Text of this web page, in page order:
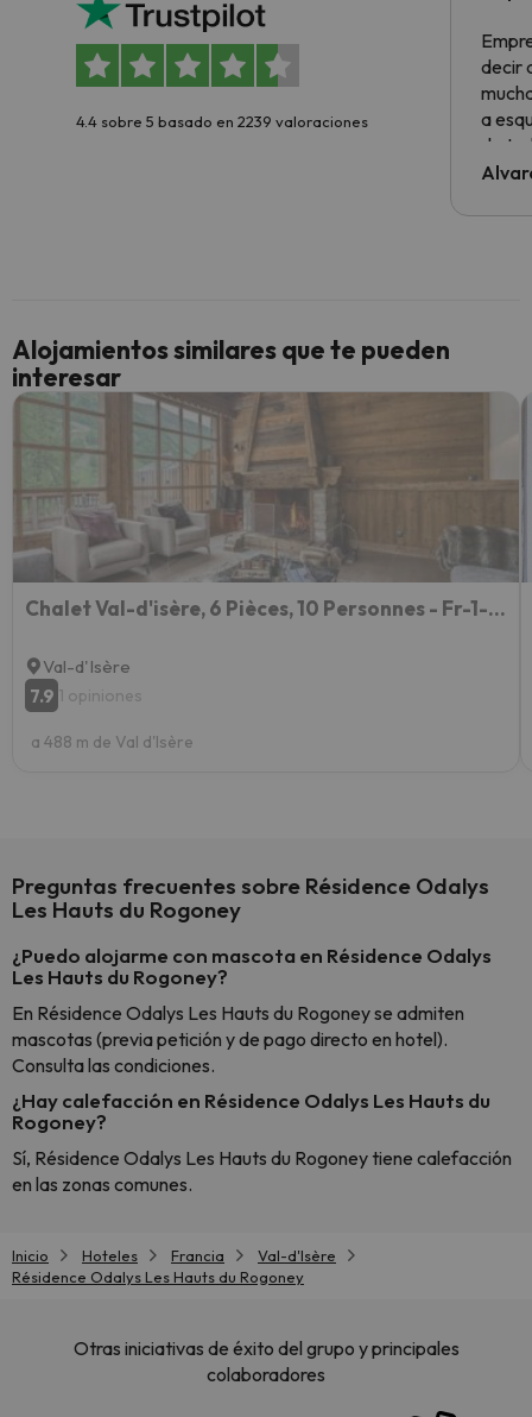
4.4 sobre 5 basado en 2239 valoraciones
decir
a
de
al
culpa
Alojamientos similares que te pueden
interesar
Chalet Val-d'isère, 6 Pièces, 10 Personnes - Fr-1-567-64
Val-d'Isère
7.9 1 opiniones
a 488 m de Val d'Isère
Preguntas frecuentes sobre Résidence Odalys
Les Hauts du Rogoney
¿Puedo alojarme con mascota en Résidence Odalys
Les Hauts du Rogoney?
En Résidence Odalys Les Hauts du Rogoney se admiten
mascotas (previa petición y de pago directo en hotel).
Consulta las condiciones.
¿Hay calefacción en Résidence Odalys Les Hauts du
Rogoney?
Sí, Résidence Odalys Les Hauts du Rogoney tiene calefacción
en las zonas comunes.
Inicio Hoteles Francia
Val-d'Isère
Résidence Odalys Les Hauts du Rogoney
Otras iniciativas de éxito del grupo y principales
colaboradores